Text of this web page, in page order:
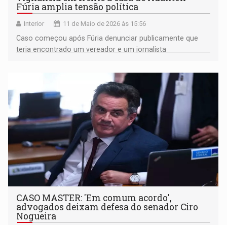
Fúria amplia tensão política
Interior 11 de Maio de 2026 às 15:56
Caso começou após Fúria denunciar publicamente que
teria encontrado um vereador e um jornalista
CASO MASTER: 'Em comum acordo',
advogados deixam defesa do senador Ciro
Nogueira